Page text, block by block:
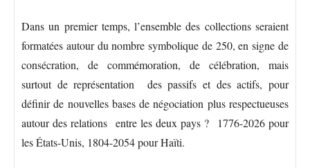
Dans un premier temps, l’ensemble des collections seraient
formatées autour du nombre symbolique de 250, en signe de
consécration, de commémoration, de célébration, mais
surtout de représentation des passifs et des actifs, pour
définir de nouvelles bases de négociation plus respectueuses
autour des relations entre les deux pays ? 1776-2026 pour
les États-Unis, 1804-2054 pour Haïti.